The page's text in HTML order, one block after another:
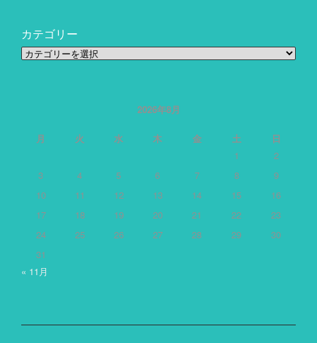
カテゴリー
カ
2026年8月
月 火 水 木 金 土
日
1
2
3
4 5 6 7 8
9
10
11 12 13 14 15
16
17
18 19 20 21 22
23
24
25 26 27 28 29
30
31
« 11月